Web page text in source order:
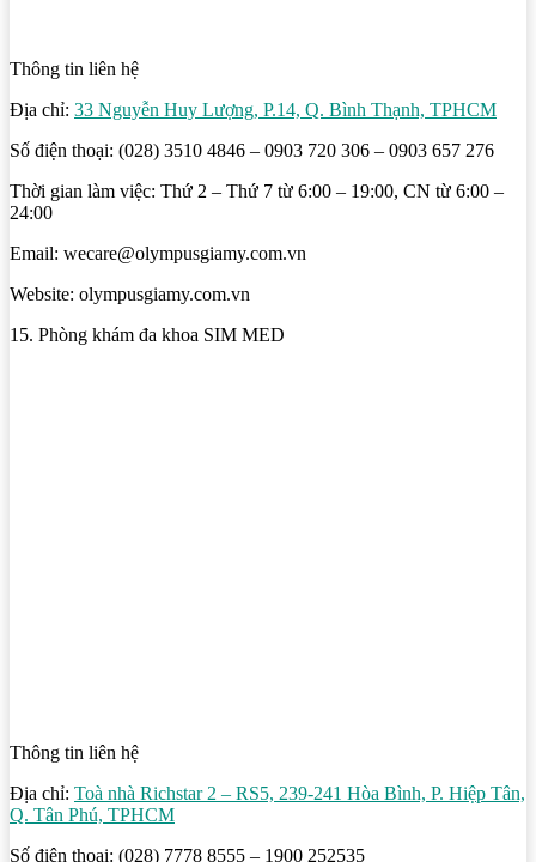
Thông tin liên hệ
Địa chỉ: 33 Nguyễn Huy Lượng, P.14, Q. Bình Thạnh, TPHCM
Số điện thoại: (028) 3510 4846 – 0903 720 306 – 0903 657 276
Thời gian làm việc: Thứ 2 – Thứ 7 từ 6:00 – 19:00, CN từ 6:00 –
24:00
Email: wecare@olympusgiamy.com.vn
Website: olympusgiamy.com.vn
15. Phòng khám đa khoa SIM MED
Thông tin liên hệ
Địa chỉ: Toà nhà Richstar 2 – RS5, 239-241 Hòa Bình, P. Hiệp Tân,
Q. Tân Phú, TPHCM
Số điện thoại: (028) 7778 8555 – 1900 252535